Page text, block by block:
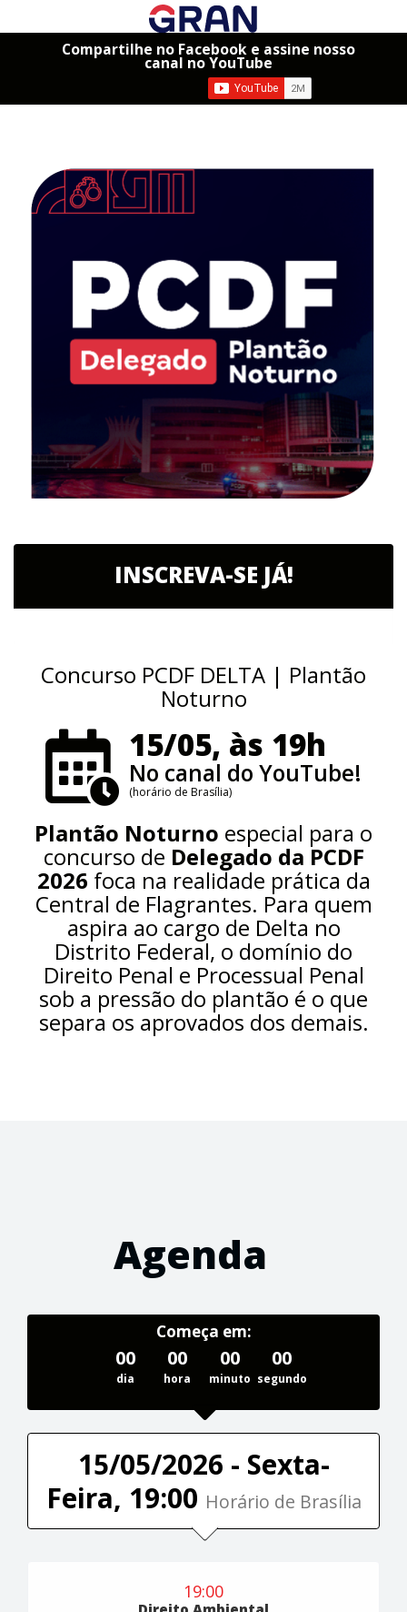
Compartilhe no Facebook e assine nosso
canal no YouTube
INSCREVA-SE JÁ!
Concurso PCDF DELTA | Plantão
Noturno
15/05, às 19h
No canal do YouTube!
(horário de Brasília)
Plantão Noturno especial para o
concurso de Delegado da PCDF
2026 foca na realidade prática da
Central de Flagrantes. Para quem
aspira ao cargo de Delta no
Distrito Federal, o domínio do
Direito Penal e Processual Penal
sob a pressão do plantão é o que
separa os aprovados dos demais.
Agenda
Começa em:
00
dia
00
hora
00
minuto
00
segundo
15/05/2026 - Sexta-
Feira, 19:00 Horário de Brasília
19:00